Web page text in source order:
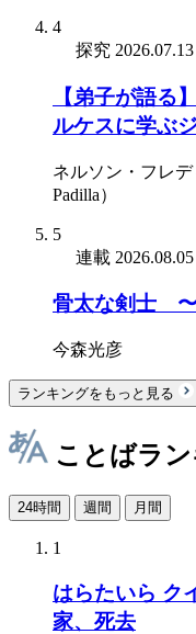
4
探究 2026.07.13
【弟子が語る
ルケスに学ぶ
ネルソン・フレデ
Padilla）
5
連載 2026.08.05
骨太な剣士
今森光彦
ランキングをもっと見る
ことばラ
24時間 週間 月間
1
はらたいら ク
家、死去